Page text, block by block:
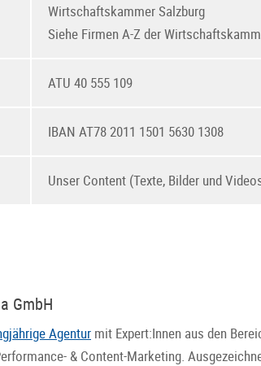
Wirtschaftskammer Salzburg
Siehe Firmen A-Z der
ATU 40 555 109
IBAN AT78 2011 1501 5630 1308
Unser Content (Texte, Bilder und
GmbH
Agentur mit Expert:Innen aus den
& Content-Marketing.